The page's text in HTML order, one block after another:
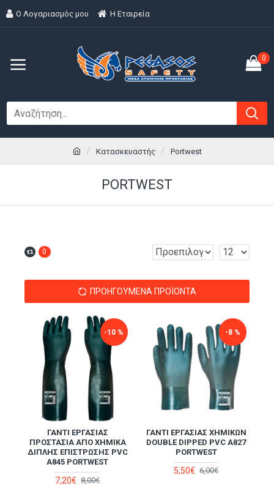
Ο Λογαριασμός μου H Εταιρεία
0
Κατασκευαστής Portwest
PORTWEST
0
ΠΡΟΗΓΟΎΜΕΝΑ ΠΡΟΪΌΝΤΑ
-10 %
ΓΆΝΤΙ ΕΡΓΑΣΊΑΣ
ΠΡΟΣΤΑΣΊΑ ΑΠΌ ΧΗΜΙΚΆ
ΔΙΠΛΉΣ ΕΠΊΣΤΡΩΣΗΣ PVC
A845 PORTWEST
7,20€ 8,00€
-8 %
ΓΆΝΤΙ ΕΡΓΑΣΊΑΣ ΧΗΜΙΚΏΝ
DOUBLE DIPPED PVC A827
PORTWEST
5,50€ 6,00€